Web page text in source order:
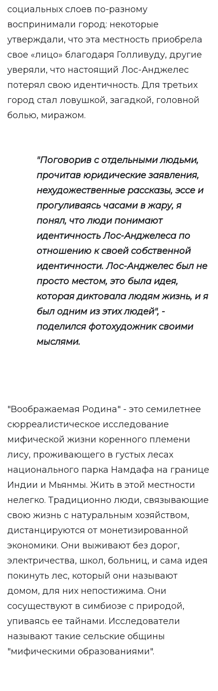
социальных слоев по-разному
воспринимали город: некоторые
утверждали, что эта местность приобрела
свое «лицо» благодаря Голливуду, другие
уверяли, что настоящий Лос-Анджелес
потерял свою идентичность. Для третьих
город стал ловушкой, загадкой, головной
болью, миражом.
"Поговорив с отдельными людьми,
прочитав юридические заявления,
нехудожественные рассказы, эссе и
прогуливаясь часами в жару, я
понял, что люди понимают
идентичность Лос-Анджелеса по
отношению к своей собственной
идентичности. Лос-Анджелес был не
просто местом, это была идея,
которая диктовала людям жизнь, и я
был одним из этих людей", -
поделился фотохудожник своими
мыслями.
"Воображаемая Родина" - это семилетнее
сюрреалистическое исследование
мифической жизни коренного племени
лису, проживающего в густых лесах
национального парка Намдафа на границе
Индии и Мьянмы. Жить в этой местности
нелегко. Традиционно люди, связывающие
свою жизнь с натуральным хозяйством,
дистанцируются от монетизированной
экономики. Они выживают без дорог,
электричества, школ, больниц, и сама идея
покинуть лес, который они называют
домом, для них непостижима. Они
сосуществуют в симбиозе с природой,
упиваясь ее тайнами. Исследователи
называют такие сельские общины
"мифическими образованиями".